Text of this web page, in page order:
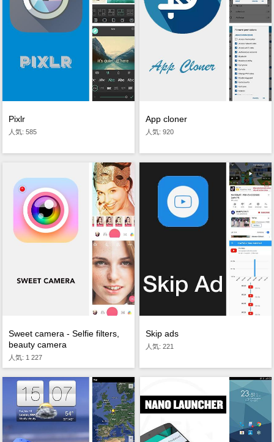
Pixlr
人気: 585
App cloner
人気: 920
Sweet camera - Selfie filters,
beauty camera
人気: 1 227
Skip ads
人気: 221